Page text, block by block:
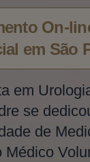
On-
em São
em
se
de
Médico